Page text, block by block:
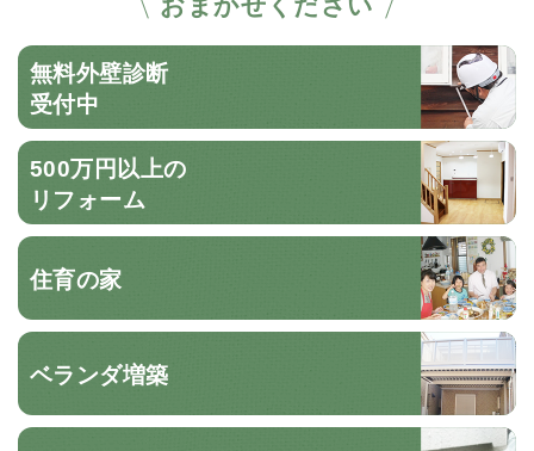
無料外壁診断
受付中
500万円以上の
リフォーム
住育の家
ベランダ増築